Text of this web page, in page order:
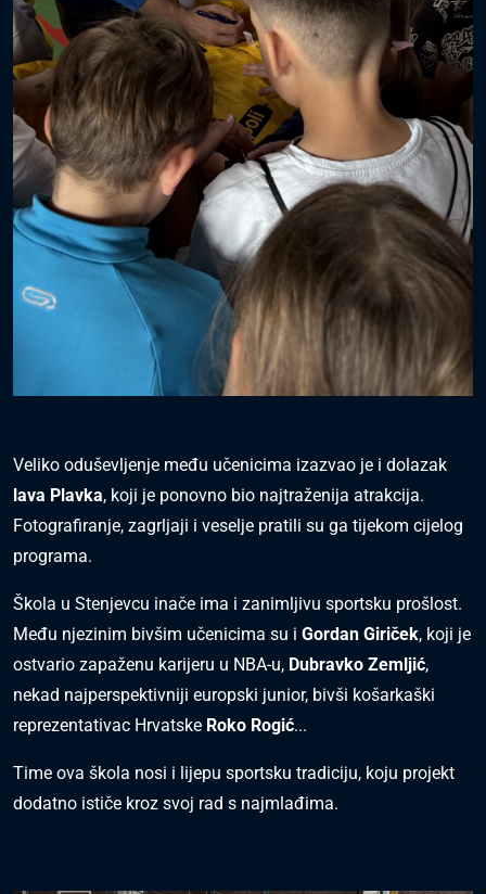
Veliko oduševljenje među učenicima izazvao je i dolazak
lava Plavka, koji je ponovno bio najtraženija atrakcija.
Fotografiranje, zagrljaji i veselje pratili su ga tijekom cijelog
programa.
Škola u Stenjevcu inače ima i zanimljivu sportsku prošlost.
Među njezinim bivšim učenicima su i Gordan Giriček, koji je
ostvario zapaženu karijeru u NBA-u, Dubravko Zemljić,
nekad najperspektivniji europski junior, bivši košarkaški
reprezentativac Hrvatske Roko Rogić...
Time ova škola nosi i lijepu sportsku tradiciju, koju projekt
dodatno ističe kroz svoj rad s najmlađima.